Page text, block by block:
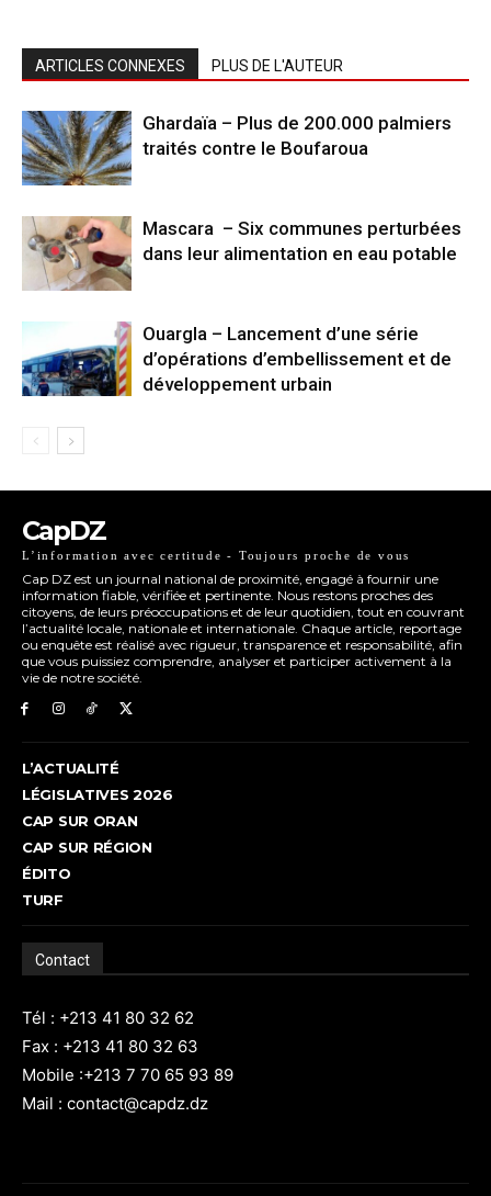
ARTICLES CONNEXES PLUS DE L'AUTEUR
Ghardaïa – Plus de 200.000 palmiers
traités contre le Boufaroua
Mascara – Six communes perturbées
dans leur alimentation en eau potable
Ouargla – Lancement d’une série
d’opérations d’embellissement et de
développement urbain
CapDZ
L’information avec certitude - Toujours proche de vous
Cap DZ est un journal national de proximité, engagé à fournir une
information fiable, vérifiée et pertinente. Nous restons proches des
citoyens, de leurs préoccupations et de leur quotidien, tout en couvrant
l’actualité locale, nationale et internationale. Chaque article, reportage
ou enquête est réalisé avec rigueur, transparence et responsabilité, afin
que vous puissiez comprendre, analyser et participer activement à la
vie de notre société.
L’ACTUALITÉ
LÉGISLATIVES 2026
CAP SUR ORAN
CAP SUR RÉGION
ÉDITO
TURF
Contact
Tél : +213 41 80 32 62
Fax : +213 41 80 32 63
Mobile :+213 7 70 65 93 89
Mail : contact@capdz.dz